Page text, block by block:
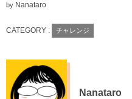
by Nanataro
CATEGORY : チャレンジ
Nanataro